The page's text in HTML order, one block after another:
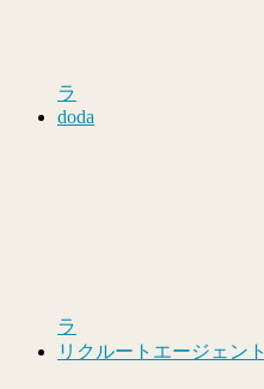
ラ
doda
ラ
リクルートエージェント